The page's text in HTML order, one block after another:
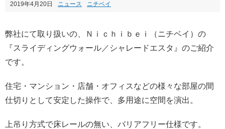
2019年4月20日 ニュース ニチベイ
弊社にて取り扱いの、Ｎｉｃｈｉｂｅｉ（ニチベイ）の
『スライディングウォール／シャレードエスタ』のご紹介
です。
住宅・マンション・店舗・オフィスなどの様々な部屋の間
仕切りとして安定した操作で、多用途に空間を演出。
上吊り方式で床レールの無い、バリアフリー仕様です。